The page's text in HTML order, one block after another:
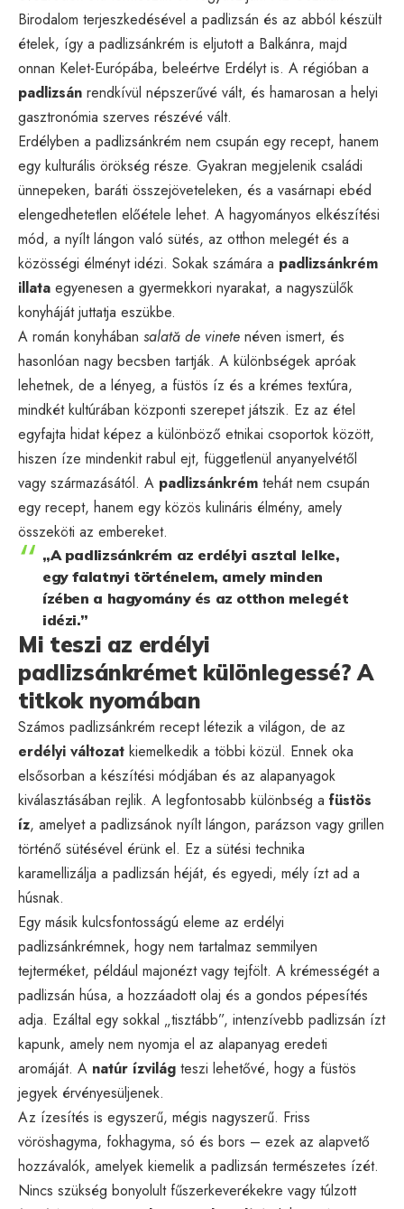
Birodalom terjeszkedésével a padlizsán és az abból készült
ételek, így a padlizsánkrém is eljutott a Balkánra, majd
onnan Kelet-Európába, beleértve Erdélyt is. A régióban a
padlizsán rendkívül népszerűvé vált, és hamarosan a helyi
gasztronómia szerves részévé vált.
Erdélyben a padlizsánkrém nem csupán egy recept, hanem
egy kulturális örökség része. Gyakran megjelenik családi
ünnepeken, baráti összejöveteleken, és a vasárnapi ebéd
elengedhetetlen előétele lehet. A hagyományos elkészítési
mód, a nyílt lángon való sütés, az otthon melegét és a
közösségi élményt idézi. Sokak számára a padlizsánkrém
illata egyenesen a gyermekkori nyarakat, a nagyszülők
konyháját juttatja eszükbe.
A román konyhában salată de vinete néven ismert, és
hasonlóan nagy becsben tartják. A különbségek apróak
lehetnek, de a lényeg, a füstös íz és a krémes textúra,
mindkét kultúrában központi szerepet játszik. Ez az étel
egyfajta hidat képez a különböző etnikai csoportok között,
hiszen íze mindenkit rabul ejt, függetlenül anyanyelvétől
vagy származásától. A padlizsánkrém tehát nem csupán
egy recept, hanem egy közös kulináris élmény, amely
összeköti az embereket.
„A padlizsánkrém az erdélyi asztal lelke,
egy falatnyi történelem, amely minden
ízében a hagyomány és az otthon melegét
idézi.”
Mi teszi az erdélyi
padlizsánkrémet különlegessé? A
titkok nyomában
Számos padlizsánkrém recept létezik a világon, de az
erdélyi változat kiemelkedik a többi közül. Ennek oka
elsősorban a készítési módjában és az alapanyagok
kiválasztásában rejlik. A legfontosabb különbség a füstös
íz, amelyet a padlizsánok nyílt lángon, parázson vagy grillen
történő sütésével érünk el. Ez a sütési technika
karamellizálja a padlizsán héját, és egyedi, mély ízt ad a
húsnak.
Egy másik kulcsfontosságú eleme az erdélyi
padlizsánkrémnek, hogy nem tartalmaz semmilyen
tejterméket, például majonézt vagy tejfölt. A krémességét a
padlizsán húsa, a hozzáadott olaj és a gondos pépesítés
adja. Ezáltal egy sokkal „tisztább”, intenzívebb padlizsán ízt
kapunk, amely nem nyomja el az alapanyag eredeti
aromáját. A natúr ízvilág teszi lehetővé, hogy a füstös
jegyek érvényesüljenek.
Az ízesítés is egyszerű, mégis nagyszerű. Friss
vöröshagyma, fokhagyma, só és bors – ezek az alapvető
hozzávalók, amelyek kiemelik a padlizsán természetes ízét.
Nincs szükség bonyolult fűszerkeverékekre vagy túlzott